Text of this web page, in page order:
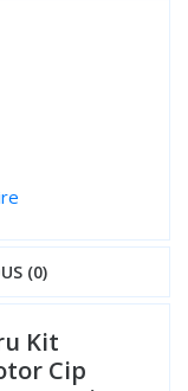
(0)
Kit
Cip